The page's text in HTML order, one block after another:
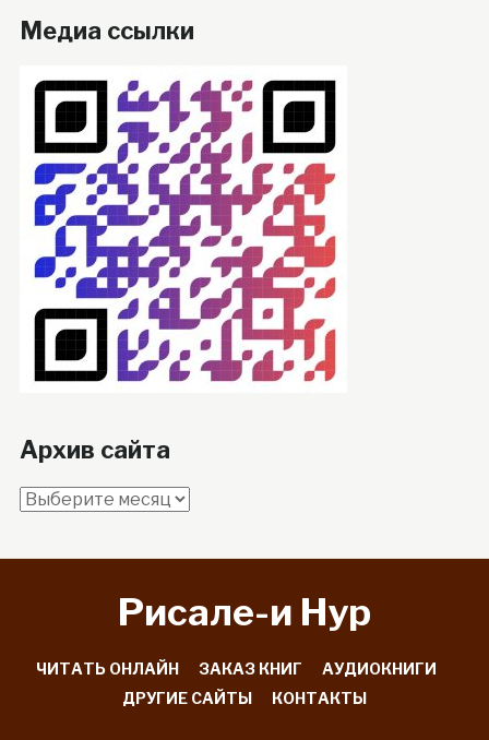
Медиа ссылки
Архив сайта
Архив
Рисале-и Hyp
ЧИТАТЬ ОНЛАЙН ЗАКАЗ КНИГ
АУДИОКНИГИ
ДРУГИЕ САЙТЫ
КОНТАКТЫ